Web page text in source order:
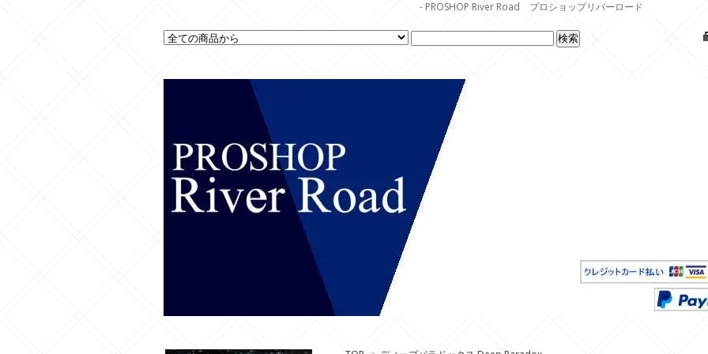
- PROSHOP River Road プロショップリバーロード